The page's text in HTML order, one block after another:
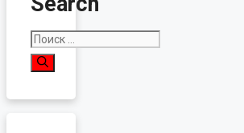
Поиск: